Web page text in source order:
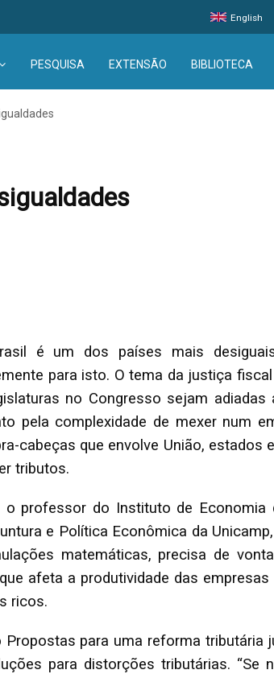
English
PESQUISA EXTENSÃO BIBLIOTECA
é um dos países mais
para isto. O tema da justiça
no Congresso sejam
pela complexidade de mexer num
cabeças que envolve União, estados
tributos.
o professor do Instituto de
e Política Econômica da
matemáticas, precisa de
afeta a produtividade das
ricos.
para uma reforma
para distorções tributárias.